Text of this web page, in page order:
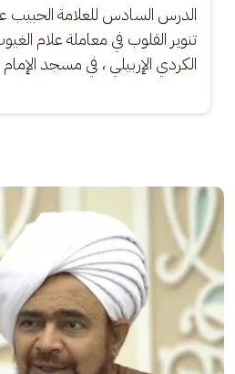
الدرس السادس للعلامة
تنوير القلوب في معاملة علام
الكردي الإربيلي ، في مسجد
الصورة